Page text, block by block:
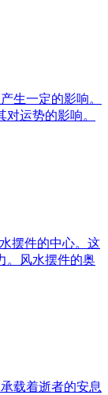
生一定的影响。
运势的影响。
摆件的中心。这
。风水摆件的奥
载着逝者的安息